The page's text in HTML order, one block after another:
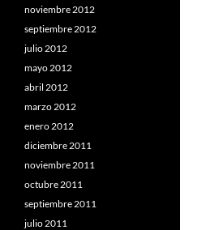
noviembre 2012
septiembre 2012
julio 2012
mayo 2012
abril 2012
marzo 2012
enero 2012
diciembre 2011
noviembre 2011
octubre 2011
septiembre 2011
julio 2011